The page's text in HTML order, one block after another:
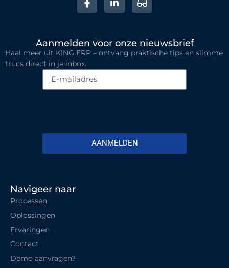
Aanmelden voor onze nieuwsbrief
Haal meer uit KING ERP – ontvang praktische tips en slimme
trucs direct in je inbox.
AANMELDEN
Navigeer naar
Processen
Oplossingen
Ervaringen
Contact
Demo aanvragen?